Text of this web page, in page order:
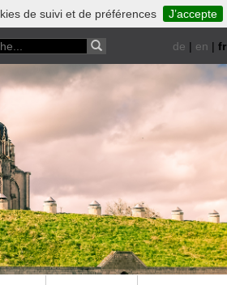
de suivi et de préférences J’accepte
de | en | fr